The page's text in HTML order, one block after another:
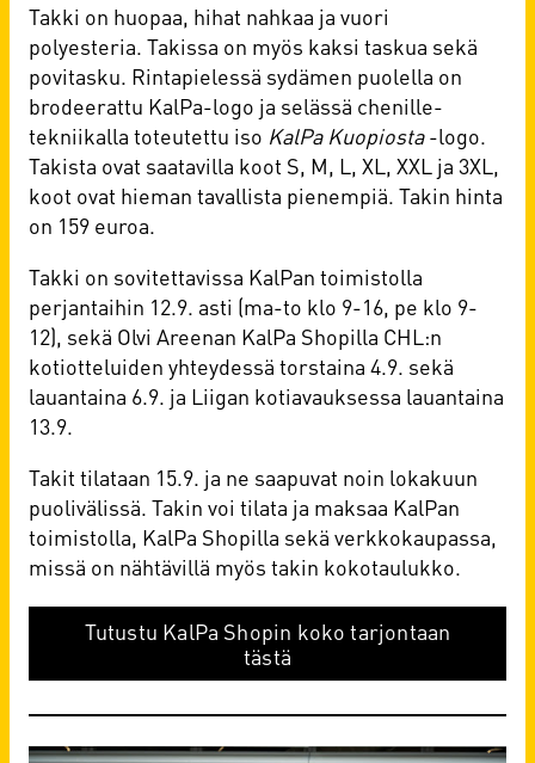
Takki on huopaa, hihat nahkaa ja vuori
polyesteria. Takissa on myös kaksi taskua sekä
povitasku. Rintapielessä sydämen puolella on
brodeerattu KalPa-logo ja selässä chenille-
tekniikalla toteutettu iso KalPa Kuopiosta-logo.
Takista ovat saatavilla koot S, M, L, XL, XXL ja 3XL,
koot ovat hieman tavallista pienempiä. Takin hinta
on 159 euroa.
Takki on sovitettavissa KalPan toimistolla
perjantaihin 12.9. asti (ma-to klo 9-16, pe klo 9-
12), sekä Olvi Areenan KalPa Shopilla CHL:n
kotiotteluiden yhteydessä torstaina 4.9. sekä
lauantaina 6.9. ja Liigan kotiavauksessa lauantaina
13.9.
Takit tilataan 15.9. ja ne saapuvat noin lokakuun
puolivälissä. Takin voi tilata ja maksaa KalPan
toimistolla, KalPa Shopilla sekä verkkokaupassa,
missä on nähtävillä myös takin kokotaulukko.
Tutustu KalPa Shopin koko tarjontaan
tästä